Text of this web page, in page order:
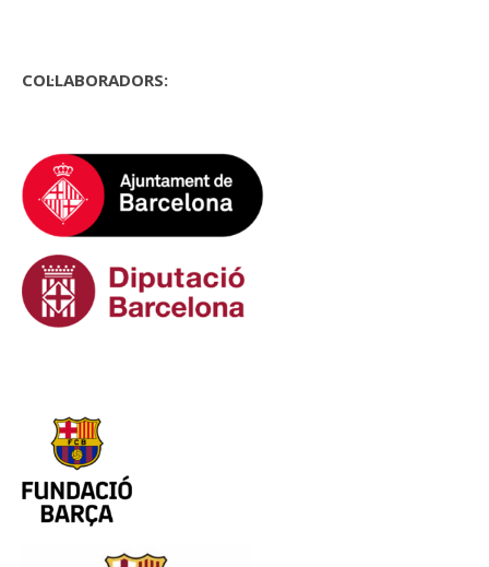
COL·LABORADORS: